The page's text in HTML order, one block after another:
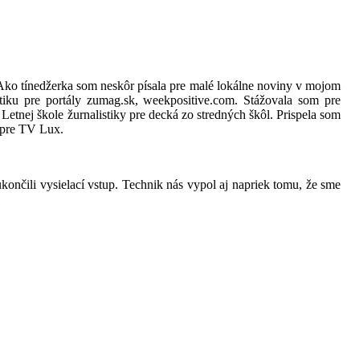
tínedžerka som neskôr písala pre malé lokálne noviny v mojom
pre portály zumag.sk, weekpositive.com. Stážovala som pre
škole žurnalistiky pre decká zo stredných škôl. Prispela som
TV Lux.
vysielací vstup. Technik nás vypol aj napriek tomu, že sme